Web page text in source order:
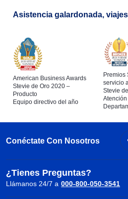
Asistencia galardonada,
American Business Awards
Stevie de Oro 2020 –
Producto
Equipo directivo del año
Premios
servicio
Stevie
Conéctate Con Nosotros
¿Tienes Preguntas?
Llámanos 24/7 a 000-800-050-3541